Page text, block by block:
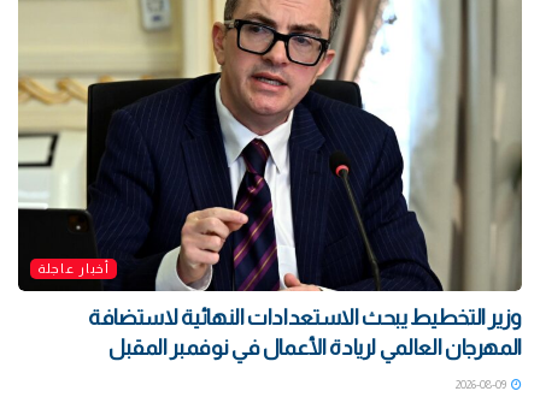
أخبار عاجلة
وزير التخطيط يبحث الاستعدادات النهائية لاستضافة
المهرجان العالمي لريادة الأعمال في نوفمبر المقبل